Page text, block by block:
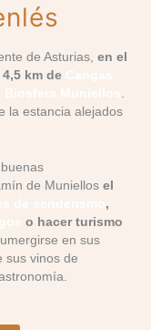
de Asturias, en el
km de
la estancia alejados
de Muniellos el
,
o hacer turismo
en sus
sus vinos de